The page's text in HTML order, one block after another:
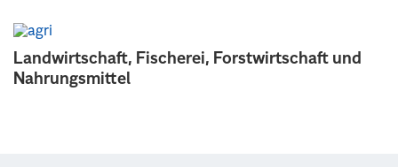
Landwirtschaft, Fischerei, Forstwirtschaft und
Nahrungsmittel